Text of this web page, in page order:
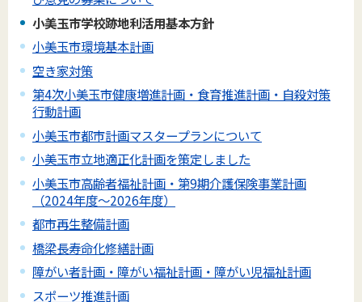
小美玉市学校跡地利活用基本方針
小美玉市環境基本計画
空き家対策
第4次小美玉市健康増進計画・食育推進計画・自殺対策
行動計画
小美玉市都市計画マスタープランについて
小美玉市立地適正化計画を策定しました
小美玉市高齢者福祉計画・第9期介護保険事業計画
（2024年度～2026年度）
都市再生整備計画
橋梁長寿命化修繕計画
障がい者計画・障がい福祉計画・障がい児福祉計画
スポーツ推進計画